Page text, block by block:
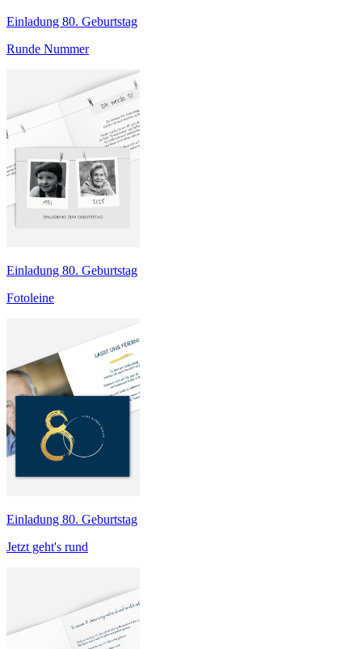
Einladung 80. Geburtstag
Runde Nummer
Einladung 80. Geburtstag
Fotoleine
Einladung 80. Geburtstag
Jetzt geht's rund